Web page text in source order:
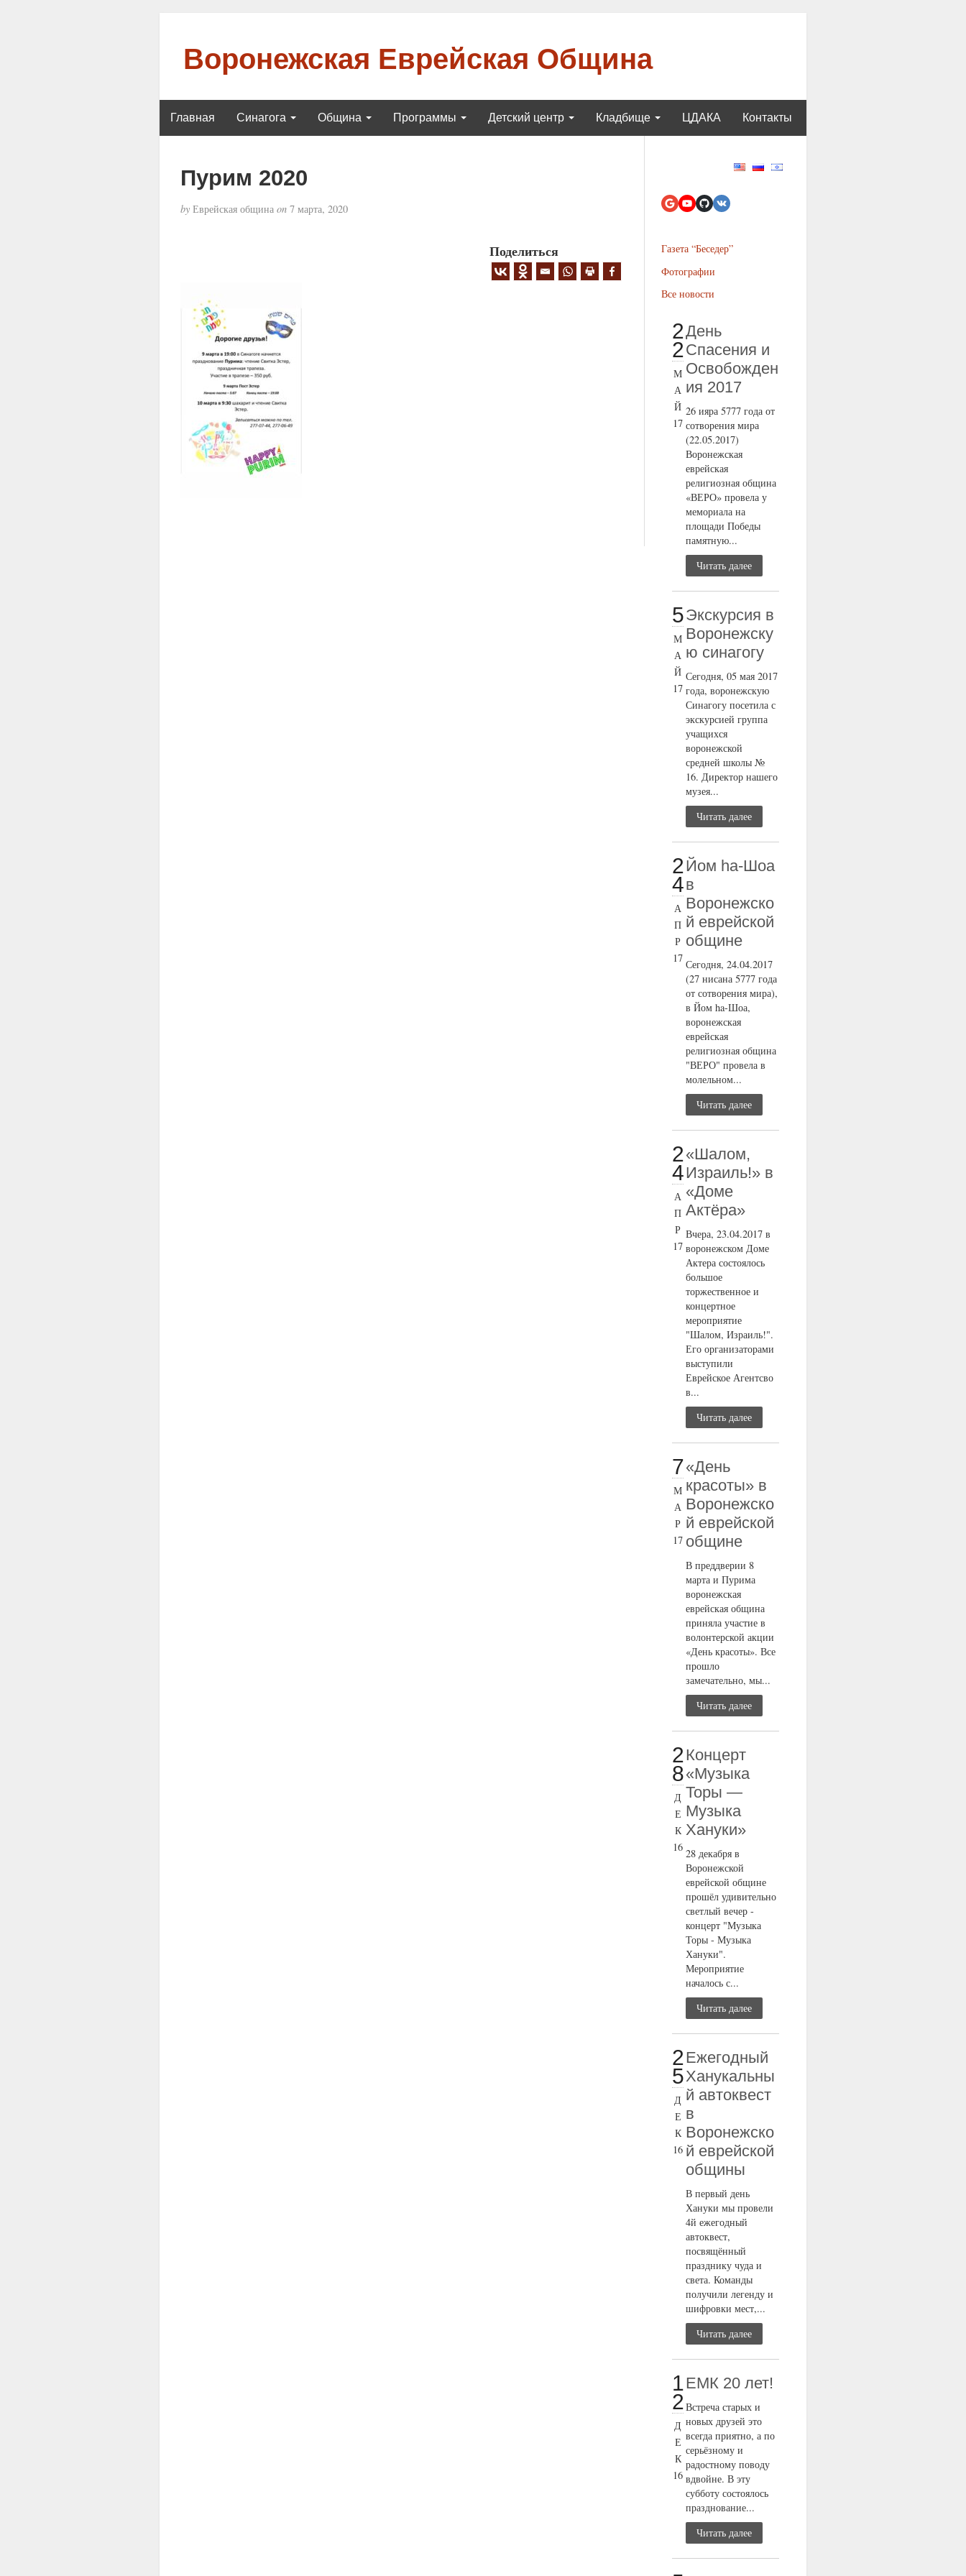
Воронежская Еврейская Община
Главная Синагога Община Программы Детский центр Кладбище ЦДАКА Контакты
Пурим 2020
byЕврейская община on7 марта, 2020
Поделиться
Газета “Беседер”
Фотографии
Все новости
2
2
М
А
Й
17
День
Спасения и
Освобожден
ия 2017
26 ияра 5777 года от
сотворения мира
(22.05.2017)
Воронежская
еврейская
религиозная община
«ВЕРО» провела у
мемориала на
площади Победы
памятную...
Читать далее
5
М
А
Й
17
Экскурсия в
Воронежску
ю синагогу
Сегодня, 05 мая 2017
года, воронежскую
Синагогу посетила с
экскурсией группа
учащихся
воронежской
средней школы №
16. Директор нашего
музея...
Читать далее
2
4
А
П
Р
17
Йом ha-Шоа
в
Воронежско
й еврейской
общине
Сегодня, 24.04.2017
(27 нисана 5777 года
от сотворения мира),
в Йом ha-Шоа,
воронежская
еврейская
религиозная община
"ВЕРО" провела в
молельном...
Читать далее
2
4
А
П
Р
17
«Шалом,
Израиль!» в
«Доме
Актёра»
Вчера, 23.04.2017 в
воронежском Доме
Актера состоялось
большое
торжественное и
концертное
мероприятие
"Шалом, Израиль!".
Его организаторами
выступили
Еврейское Агентсво
в...
Читать далее
7
М
А
Р
17
«День
красоты» в
Воронежско
й еврейской
общине
В преддверии 8
марта и Пурима
воронежская
еврейская община
приняла участие в
волонтерской акции
«День красоты». Все
прошло
замечательно, мы...
Читать далее
2
8
Д
Е
К
16
Концерт
«Музыка
Торы —
Музыка
Хануки»
28 декабря в
Воронежской
еврейской общине
прошёл удивительно
светлый вечер -
концерт "Музыка
Торы - Музыка
Хануки".
Мероприятие
началось с...
Читать далее
2
5
Д
Е
К
16
Ежегодный
Ханукальны
й автоквест
в
Воронежско
й еврейской
общины
В первый день
Хануки мы провели
4й ежегодный
автоквест,
посвящённый
празднику чуда и
света. Команды
получили легенду и
шифровки мест,...
Читать далее
1
2
Д
Е
К
16
ЕМК 20 лет!
Встреча старых и
новых друзей это
всегда приятно, а по
серьёзному и
радостному поводу
вдвойне. В эту
субботу состоялось
празднование...
Читать далее